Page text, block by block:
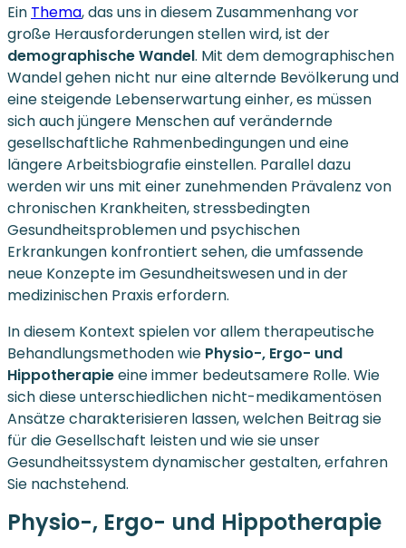
Ein Thema, das uns in diesem Zusammenhang vor
große Herausforderungen stellen wird, ist der
demographische Wandel. Mit dem demographischen
Wandel gehen nicht nur eine alternde Bevölkerung und
eine steigende Lebenserwartung einher, es müssen
sich auch jüngere Menschen auf verändernde
gesellschaftliche Rahmenbedingungen und eine
längere Arbeitsbiografie einstellen. Parallel dazu
werden wir uns mit einer zunehmenden Prävalenz von
chronischen Krankheiten, stressbedingten
Gesundheitsproblemen und psychischen
Erkrankungen konfrontiert sehen, die umfassende
neue Konzepte im Gesundheitswesen und in der
medizinischen Praxis erfordern.
In diesem Kontext spielen vor allem therapeutische
Behandlungsmethoden wie Physio-, Ergo- und
Hippotherapieeine immer bedeutsamere Rolle. Wie
sich diese unterschiedlichen nicht-medikamentösen
Ansätze charakterisieren lassen, welchen Beitrag sie
für die Gesellschaft leisten und wie sie unser
Gesundheitssystem dynamischer gestalten, erfahren
Sie nachstehend.
Physio-, Ergo- und Hippotherapie